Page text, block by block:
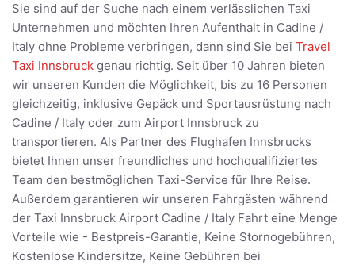
Sie sind auf der Suche nach einem verlässlichen Taxi
Unternehmen und möchten Ihren Aufenthalt in Cadine /
Italy ohne Probleme verbringen, dann sind Sie bei Travel
Taxi Innsbruck genau richtig. Seit über 10 Jahren bieten
wir unseren Kunden die Möglichkeit, bis zu 16 Personen
gleichzeitig, inklusive Gepäck und Sportausrüstung nach
Cadine / Italy oder zum Airport Innsbruck zu
transportieren. Als Partner des Flughafen Innsbrucks
bietet Ihnen unser freundliches und hochqualifiziertes
Team den bestmöglichen Taxi-Service für Ihre Reise.
Außerdem garantieren wir unseren Fahrgästen während
der Taxi Innsbruck Airport Cadine / Italy Fahrt eine Menge
Vorteile wie - Bestpreis-Garantie, Keine Stornogebühren,
Kostenlose Kindersitze, Keine Gebühren bei